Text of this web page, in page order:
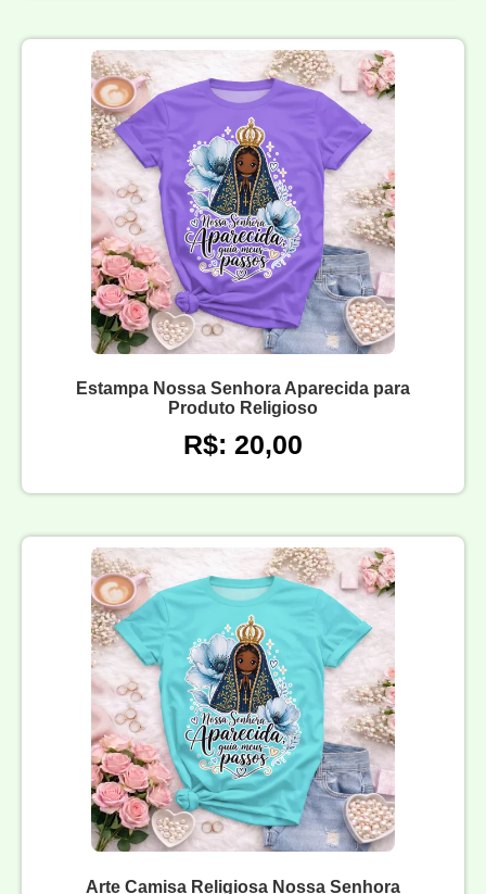
Estampa Nossa Senhora Aparecida para
Produto Religioso
R$: 20,00
Arte Camisa Religiosa Nossa Senhora